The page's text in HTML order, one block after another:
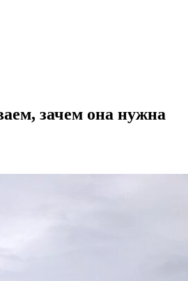
зачем она нужна